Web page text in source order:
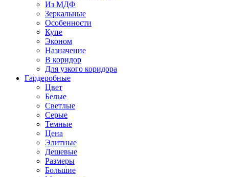
Из МДФ
Зеркальные
Особенности
Купе
Эконом
Назначение
В коридор
Для узкого коридора
Гардеробные
Цвет
Белые
Светлые
Серые
Темные
Цена
Элитные
Дешевые
Размеры
Большие